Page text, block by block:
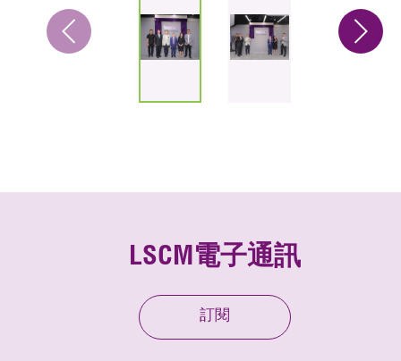
LSCM電子通訊
訂閱